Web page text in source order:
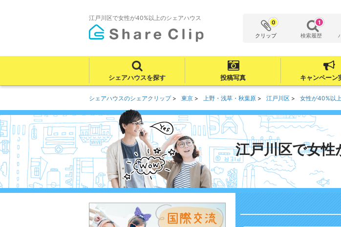
江戸川区で女性が40%以上のシェアハウス
クリップ
0
検索履歴
1
シェアハウスを探す 投稿写真 キャンペーン
シェアハウスのシェアクリップ 東京 上野・浅草・秋葉原 江戸川区 女性が40%以上
江戸川区で女